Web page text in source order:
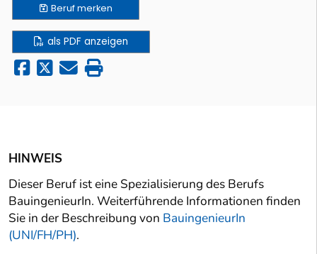
Berufmerken
als PDF anzeigen
HINWEIS
Dieser Beruf ist eine Spezialisierung des Berufs
BauingenieurIn. Weiterführende Informationen finden
Sie in der Beschreibung von BauingenieurIn
(UNI/FH/PH).